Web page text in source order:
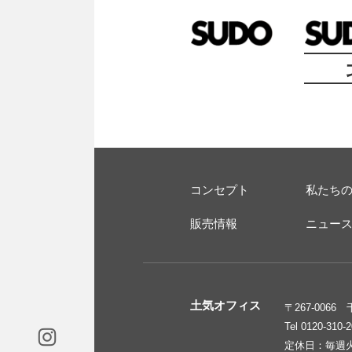
コンセプト 私たち
販売情報 ニュース
土気オフィス
〒267-0066
Tel 0120-310-
定休日：毎週